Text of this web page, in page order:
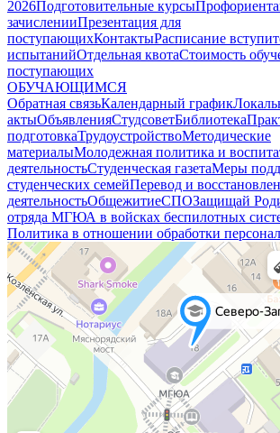
2026Подготовительные курсы
зачисленииПрезентация для
поступающихКонтактыРасписание
испытанийОтдельная квотаСтоимость
поступающих
ОБУЧАЮЩИМСЯ
Обратная связьКалендарный график
актыОбъявленияСтудсоветБиблиотека
подготовкаТрудоустройствоМетодические
материалыМолодежная политика и
деятельностьСтуденческая газетаМеры
студенческих семейПеревод и
деятельностьОбщежитиеСПОЗащищай
отряда МГЮА в войсках беспилотных
Политика в отношении обработки